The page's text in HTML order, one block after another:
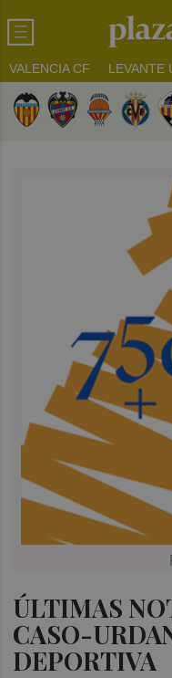
VALENCIA CF LEVANTE
ÚLTIMAS
CASO-
DEPORTIVA